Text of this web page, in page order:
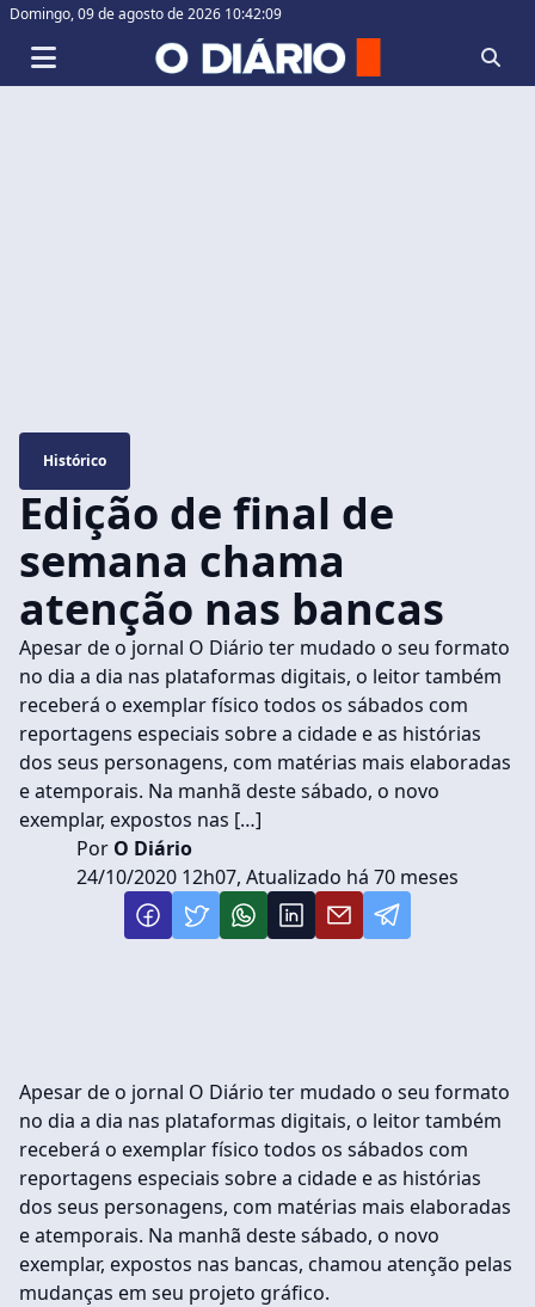
Domingo,09 de agosto de 2026 10:42:09
Histórico
Edição de final de
semana chama
atenção nas bancas
Apesar de o jornal O Diário ter mudado o seu formato
no dia a dia nas plataformas digitais, o leitor também
receberá o exemplar físico todos os sábados com
reportagens especiais sobre a cidade e as histórias
dos seus personagens, com matérias mais elaboradas
e atemporais. Na manhã deste sábado, o novo
exemplar, expostos nas […]
Por O Diário
24/10/2020 12h07, Atualizado há 70 meses
Apesar de o jornal O Diário ter mudado o seu formato
no dia a dia nas plataformas digitais, o leitor também
receberá o exemplar físico todos os sábados com
reportagens especiais sobre a cidade e as histórias
dos seus personagens, com matérias mais elaboradas
e atemporais. Na manhã deste sábado, o novo
exemplar, expostos nas bancas, chamou atenção pelas
mudanças em seu projeto gráfico.